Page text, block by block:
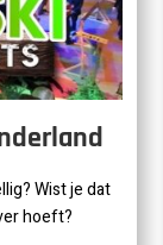
Wist je dat
hoeft?